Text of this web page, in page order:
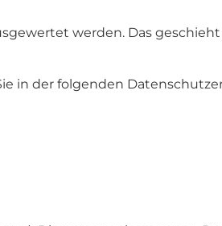
werden. Das
in der folgenden